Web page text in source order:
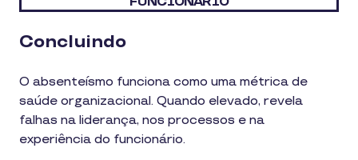
Concluindo
O absenteísmo funciona como uma métrica de
saúde organizacional. Quando elevado, revela
falhas na liderança, nos processos e na
experiência do funcionário.